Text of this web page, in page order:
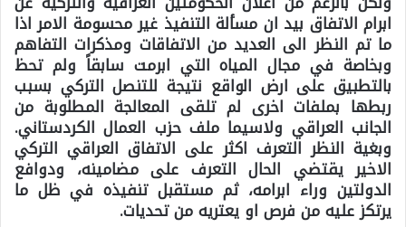
ابرام الاتفاق بيد ان مسألة التنفيذ غير محسومة الامر اذا
ما تم النظر الى العديد من الاتفاقات ومذكرات التفاهم
وبخاصة في مجال المياه التي ابرمت سابقاً ولم تحظ
بالتطبيق على ارض الواقع نتيجة للتنصل التركي بسبب
ربطها بملفات اخرى لم تلقى المعالجة المطلوبة من
الجانب العراقي ولاسيما ملف حزب العمال الكردستاني.
وبغية النظر التعرف اكثر على الاتفاق العراقي التركي
الاخير يقتضي الحال التعرف على مضامينه، ودوافع
الدولتين وراء ابرامه، ثم مستقبل تنفيذه في ظل ما
يرتكز عليه من فرص او يعتريه من تحديات.